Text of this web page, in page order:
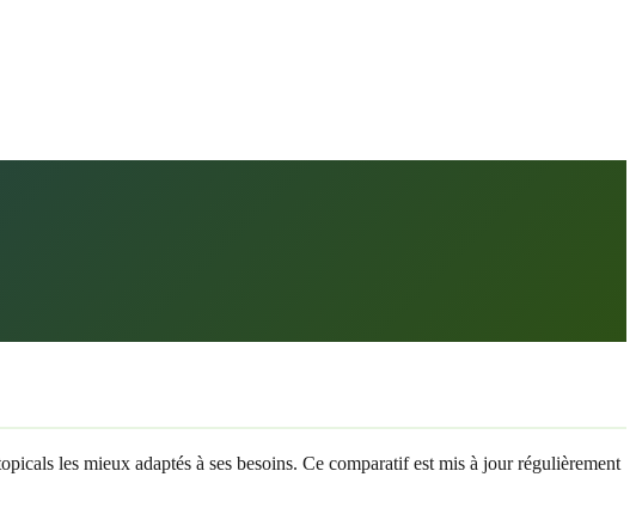
les mieux adaptés à ses besoins. Ce comparatif est mis à jour régulièrement